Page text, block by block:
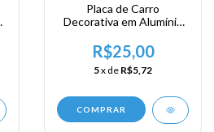
Placa de Carro
Decorativa em Alumínio
Viagem a Argentina -
Buenos Aires
R$25,00
5x de R$5,72
COMPRAR